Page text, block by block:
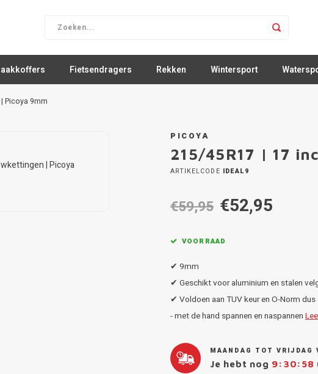
Fietsendragers Rekken Wintersport
Picoya 9mm
PICOYA
215/45R17 | 17
ARTIKELCODE IDEAL9
€59,95 €52,95
VOORRAAD
✔ 9mm
✔ Geschikt voor aluminium en stalen
✔ Voldoen aan TUV keur en O-Norm
- met de hand spannen en naspannen
MAANDAG TOT VRIJDAG
Je hebt nog 9:30:57